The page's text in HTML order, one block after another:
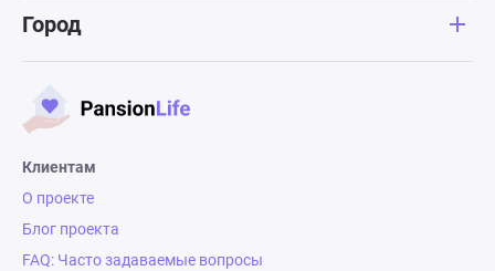
Город
Клиентам
О проекте
Блог проекта
FAQ: Часто задаваемые вопросы